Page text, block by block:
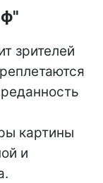
зрителей
картины
и